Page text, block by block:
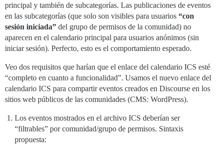
principal y también de subcategorías. Las publicaciones de eventos
en las subcategorías (que solo son visibles para usuarios “con
sesión iniciada” del grupo de permisos de la comunidad) no
aparecen en el calendario principal para usuarios anónimos (sin
iniciar sesión). Perfecto, esto es el comportamiento esperado.
Veo dos requisitos que harían que el enlace del calendario ICS esté
“completo en cuanto a funcionalidad”. Usamos el nuevo enlace del
calendario ICS para compartir eventos creados en Discourse en los
sitios web públicos de las comunidades (CMS: WordPress).
Los eventos mostrados en el archivo ICS deberían ser
“filtrables” por comunidad/grupo de permisos. Sintaxis
propuesta: